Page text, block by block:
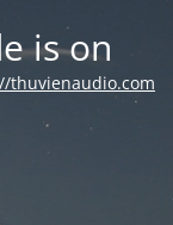
is on
thuvienaudio.com